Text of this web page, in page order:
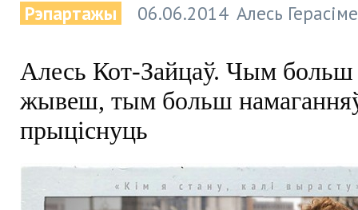
Рэпартажы 06.06.2014 Алесь
Алесь Кот-Зайцаў. Чым больш
жывеш, тым больш
прыціснуць